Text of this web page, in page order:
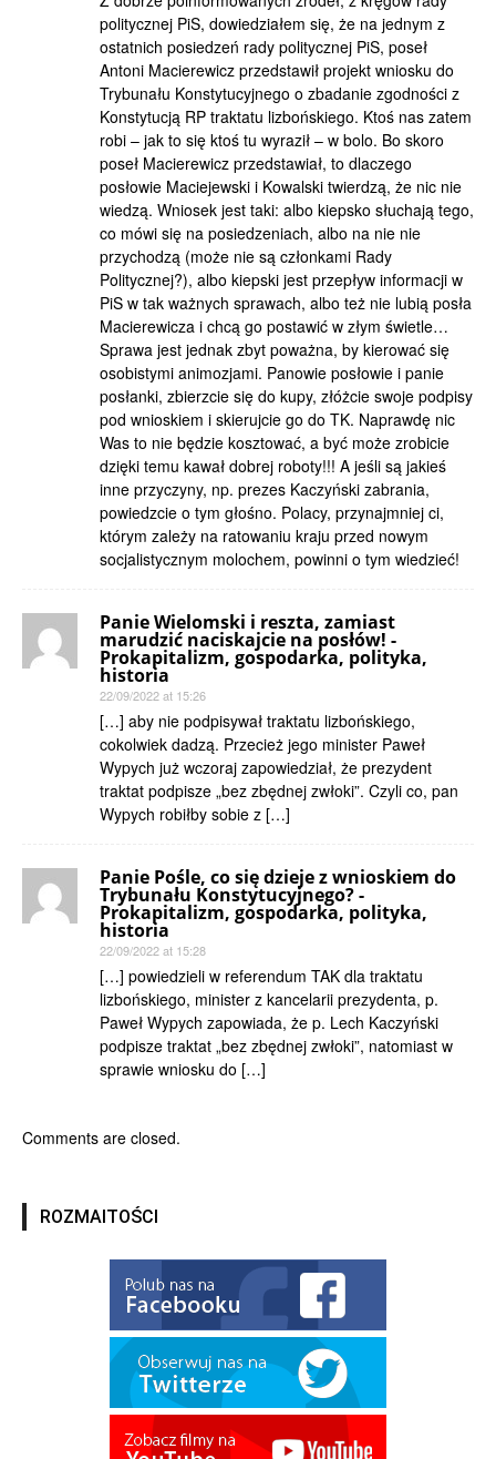
politycznej PiS, dowiedziałem się, że na jednym z
ostatnich posiedzeń rady politycznej PiS, poseł
Antoni Macierewicz przedstawił projekt wniosku do
Trybunału Konstytucyjnego o zbadanie zgodności z
Konstytucją RP traktatu lizbońskiego. Ktoś nas zatem
robi – jak to się ktoś tu wyraził – w bolo. Bo skoro
poseł Macierewicz przedstawiał, to dlaczego
posłowie Maciejewski i Kowalski twierdzą, że nic nie
wiedzą. Wniosek jest taki: albo kiepsko słuchają tego,
co mówi się na posiedzeniach, albo na nie nie
przychodzą (może nie są członkami Rady
Politycznej?), albo kiepski jest przepływ informacji w
PiS w tak ważnych sprawach, albo też nie lubią posła
Macierewicza i chcą go postawić w złym świetle…
Sprawa jest jednak zbyt poważna, by kierować się
osobistymi animozjami. Panowie posłowie i panie
posłanki, zbierzcie się do kupy, złóżcie swoje podpisy
pod wnioskiem i skierujcie go do TK. Naprawdę nic
Was to nie będzie kosztować, a być może zrobicie
dzięki temu kawał dobrej roboty!!! A jeśli są jakieś
inne przyczyny, np. prezes Kaczyński zabrania,
powiedzcie o tym głośno. Polacy, przynajmniej ci,
którym zależy na ratowaniu kraju przed nowym
socjalistycznym molochem, powinni o tym wiedzieć!
Panie Wielomski i reszta, zamiast
marudzić naciskajcie na posłów! -
Prokapitalizm, gospodarka, polityka,
historia
22/09/2022 at 15:26
[…] aby nie podpisywał traktatu lizbońskiego,
cokolwiek dadzą. Przecież jego minister Paweł
Wypych już wczoraj zapowiedział, że prezydent
traktat podpisze „bez zbędnej zwłoki”. Czyli co, pan
Wypych robiłby sobie z […]
Panie Pośle, co się dzieje z wnioskiem do
Trybunału Konstytucyjnego? -
Prokapitalizm, gospodarka, polityka,
historia
22/09/2022 at 15:28
[…] powiedzieli w referendum TAK dla traktatu
lizbońskiego, minister z kancelarii prezydenta, p.
Paweł Wypych zapowiada, że p. Lech Kaczyński
podpisze traktat „bez zbędnej zwłoki”, natomiast w
sprawie wniosku do […]
Comments are closed.
ROZMAITOŚCI